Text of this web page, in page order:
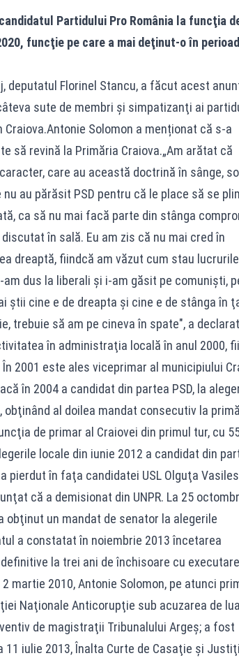
Partidului Pro România la funcţia
funcţie pe care a mai deţinut-o în
deputatul Florinel Stancu, a făcut acest
sute de membri şi simpatizanţi ai
Solomon a menționat că s-a
să revină la Primăria Craiova.„Am arătat că
care au această doctrină în sânge,
au părăsit PSD pentru că le place să se
ca să nu mai facă parte din stânga
în sală. Eu am zis că nu mai cred în
dreaptă, fiindcă am văzut cum stau
dus la liberali şi i-am găsit pe comunişti,
ştii cine e de dreapta şi cine e de stânga în
trebuie să am pe cineva în spate", a declarat
în administraţia locală în anul 2000,
2001 este ales viceprimar al municipiului
în 2004 a candidat din partea PSD, la
obţinând al doilea mandat consecutiv la
de primar al Craiovei din primul tur, cu
locale din iunie 2012 a candidat din
pierdut în faţa candidatei USL Olguţa
că a demisionat din UNPR. La 25
obţinut un mandat de senator la alegerile
a constatat în noiembrie 2013 încetarea
la trei ani de închisoare cu executare
martie 2010, Antonie Solomon, pe atunci
Naţionale Anticorupţie sub acuzarea de
de magistraţii Tribunalului Argeş; a fost
iulie 2013, Înalta Curte de Casaţie şi